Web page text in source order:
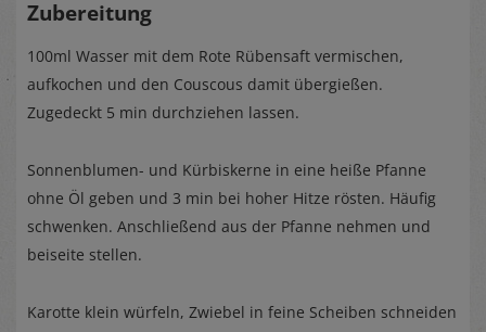
Zubereitung
100ml Wasser mit dem Rote Rübensaft vermischen,
aufkochen und den Couscous damit übergießen.
Zugedeckt 5 min durchziehen lassen.
Sonnenblumen- und Kürbiskerne in eine heiße Pfanne
ohne Öl geben und 3 min bei hoher Hitze rösten. Häufig
schwenken. Anschließend aus der Pfanne nehmen und
beiseite stellen.
Karotte klein würfeln, Zwiebel in feine Scheiben schneiden